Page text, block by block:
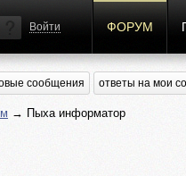
Войти ФОРУМ
сообщения ответы на мои
→ Пыха информатор